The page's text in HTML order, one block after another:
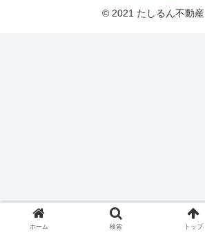
© 2021 たしるん不動産.
ホーム 検索 トップ